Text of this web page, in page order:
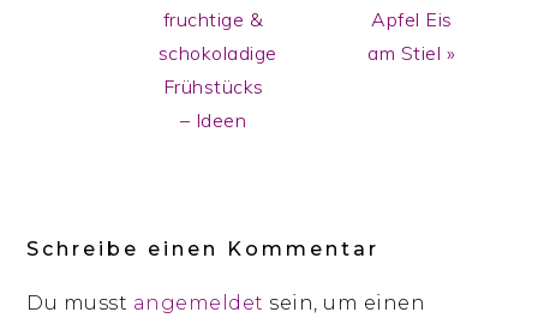
fruchtige &
schokoladige
Frühstücks
– Ideen
Apfel Eis
am Stiel »
Schreibe einen Kommentar
Du musst angemeldet sein, um einen